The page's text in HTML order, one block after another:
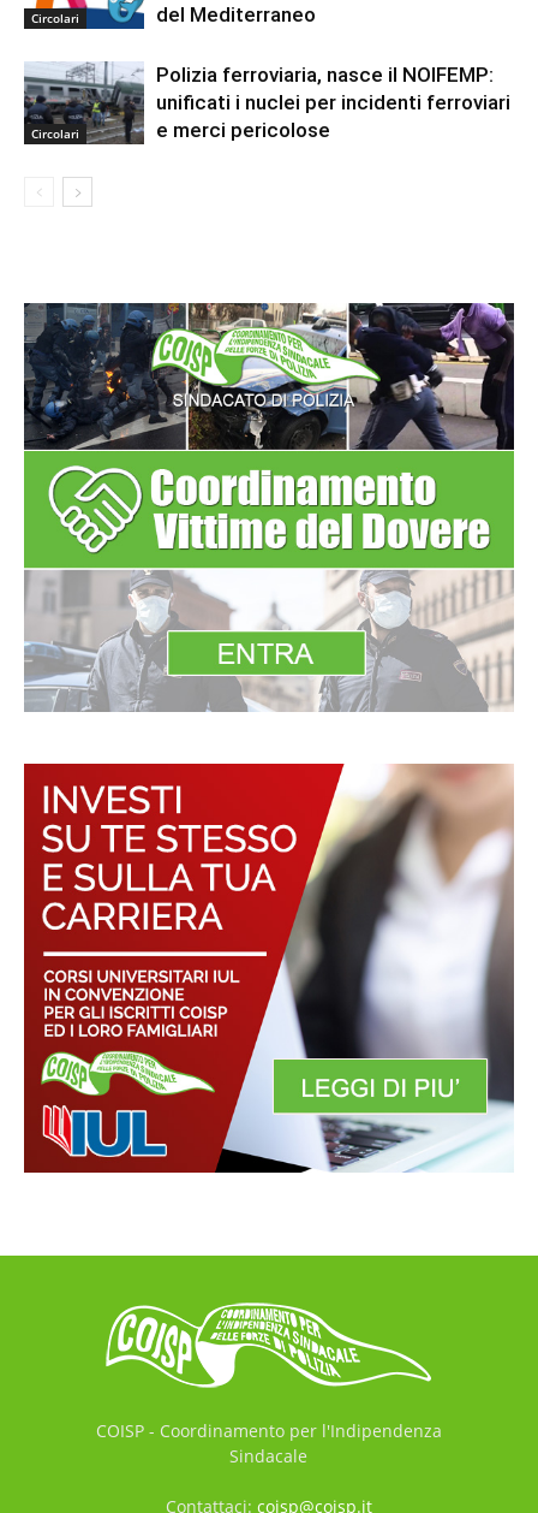
Circolari
del Mediterraneo
Circolari
Polizia ferroviaria, nasce il NOIFEMP:
unificati i nuclei per incidenti ferroviari
e merci pericolose
COISP - Coordinamento per l'Indipendenza
Sindacale
Contattaci: coisp@coisp.it